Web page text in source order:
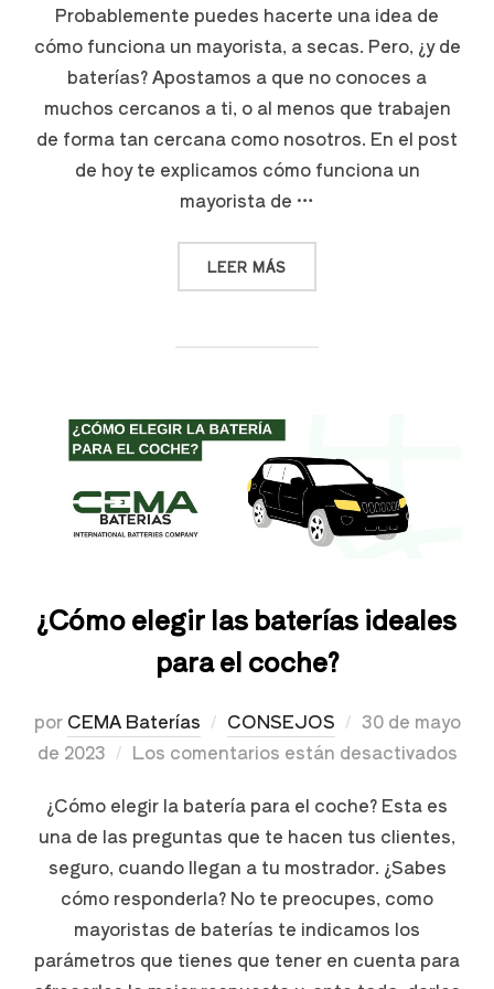
Probablemente puedes hacerte una idea de
cómo funciona un mayorista, a secas. Pero, ¿y de
baterías? Apostamos a que no conoces a
muchos cercanos a ti, o al menos que trabajen
de forma tan cercana como nosotros. En el post
de hoy te explicamos cómo funciona un
mayorista de …
LEER MÁS
¿Cómo elegir las baterías ideales
para el coche?
por CEMA Baterías CONSEJOS
30 de mayo
de 2023
Los comentarios están desactivados
¿Cómo elegir la batería para el coche? Esta es
una de las preguntas que te hacen tus clientes,
seguro, cuando llegan a tu mostrador. ¿Sabes
cómo responderla? No te preocupes, como
mayoristas de baterías te indicamos los
parámetros que tienes que tener en cuenta para